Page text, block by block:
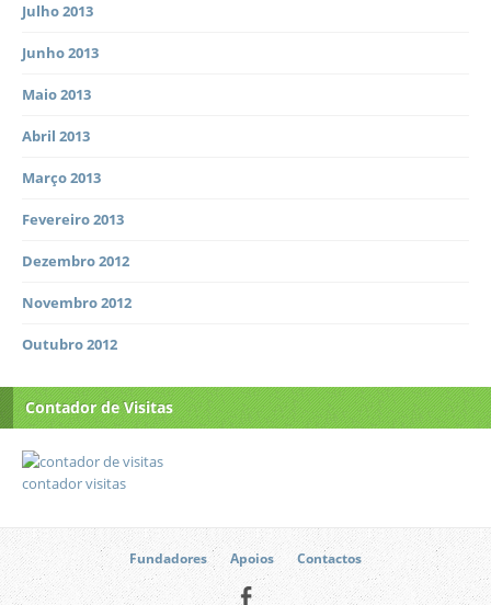
Julho 2013
Junho 2013
Maio 2013
Abril 2013
Março 2013
Fevereiro 2013
Dezembro 2012
Novembro 2012
Outubro 2012
Contador de Visitas
contador visitas
Fundadores Apoios Contactos